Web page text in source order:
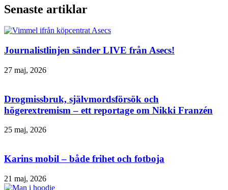
Senaste artiklar
Journalistlinjen sänder LIVE från Asecs!
27 maj, 2026
Drogmissbruk, självmordsförsök och
högerextremism – ett reportage om Nikki Franzén
25 maj, 2026
Karins mobil – både frihet och fotboja
21 maj, 2026